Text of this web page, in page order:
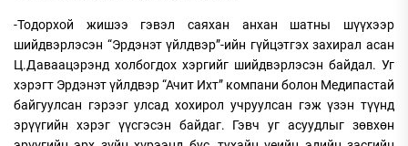
-Тодорхой жишээ гэвэл саяхан анхан шатны шүүхээр
шийдвэрлэсэн “Эрдэнэт үйлдвэр”-ийн гүйцэтгэх захирал асан
Ц.Даваацэрэнд холбогдох хэргийг шийдвэрлэсэн байдал. Уг
хэрэгт Эрдэнэт үйлдвэр “Ачит Ихт” компани болон Медипастай
байгуулсан гэрээг улсад хохирол учруулсан гэж үзэн түүнд
эрүүгийн хэрэг үүсгэсэн байдаг. Гэвч уг асуудлыг зөвхөн